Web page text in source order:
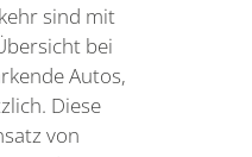
sind mit
bei
Autos,
Diese
von